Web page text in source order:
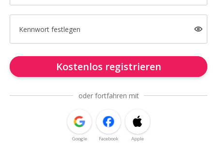
Kennwort festlegen
Kostenlos registrieren
oder fortfahren mit
Google Facebook Apple